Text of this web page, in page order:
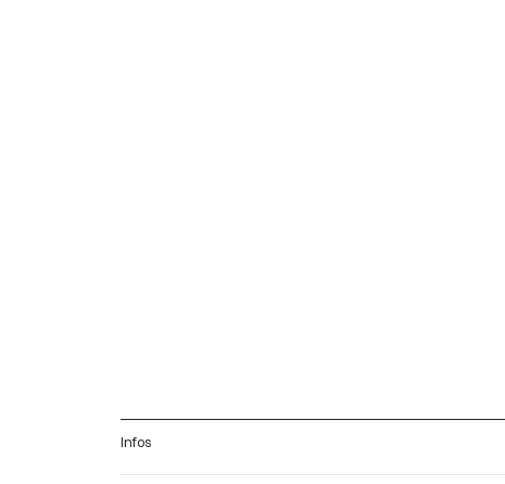
Infos